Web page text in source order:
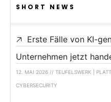
SHORT NEWS
Erste Fälle von KI-
Unternehmen jetzt
12. MAI 2026 // TEUFELSWERK |
CYBERSECURITY